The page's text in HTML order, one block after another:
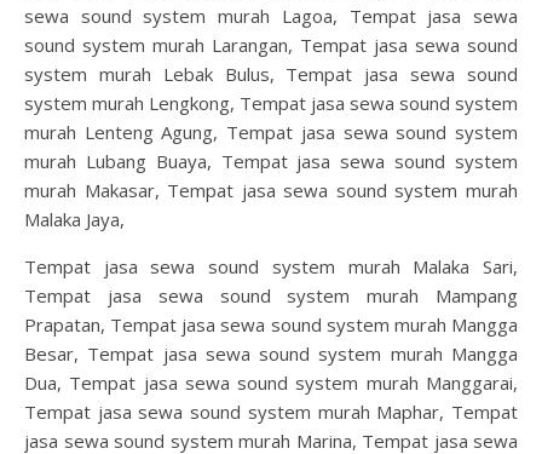
sewa sound system murah Lagoa, Tempat jasa sewa
sound system murah Larangan, Tempat jasa sewa sound
system murah Lebak Bulus, Tempat jasa sewa sound
system murah Lengkong, Tempat jasa sewa sound system
murah Lenteng Agung, Tempat jasa sewa sound system
murah Lubang Buaya, Tempat jasa sewa sound system
murah Makasar, Tempat jasa sewa sound system murah
Malaka Jaya,
Tempat jasa sewa sound system murah Malaka Sari,
Tempat jasa sewa sound system murah Mampang
Prapatan, Tempat jasa sewa sound system murah Mangga
Besar, Tempat jasa sewa sound system murah Mangga
Dua, Tempat jasa sewa sound system murah Manggarai,
Tempat jasa sewa sound system murah Maphar, Tempat
jasa sewa sound system murah Marina, Tempat jasa sewa